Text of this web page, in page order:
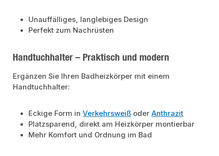
Unauffälliges, langlebiges Design
Perfekt zum Nachrüsten
Handtuchhalter – Praktisch und modern
Ergänzen Sie Ihren Badheizkörper mit einem
Handtuchhalter:
Eckige Form inVerkehrsweiß oderAnthrazit
Platzsparend, direkt am Heizkörper montierbar
Mehr Komfort und Ordnung im Bad